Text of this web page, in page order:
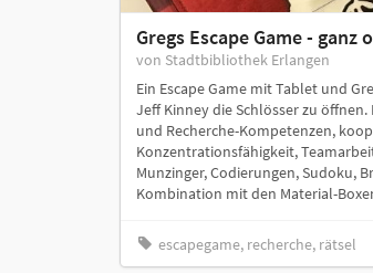
Gregs Escape Game - ganz
von Stadtbibliothek Erlangen
Ein Escape Game mit Tablet und
Jeff Kinney die Schlösser zu
und Recherche-Kompetenzen,
Konzentrationsfähigkeit,
Munzinger, Codierungen, Sudoku,
Kombination mit den Material-
escapegame, recherche, rätsel